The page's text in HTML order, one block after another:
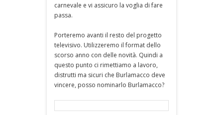
carnevale e vi assicuro la voglia di fare
passa.
Porteremo avanti il resto del progetto
televisivo. Utilizzeremo il format dello
scorso anno con delle novità. Quindi a
questo punto ci rimettiamo a lavoro,
distrutti ma sicuri che Burlamacco deve
vincere, posso nominarlo Burlamacco?